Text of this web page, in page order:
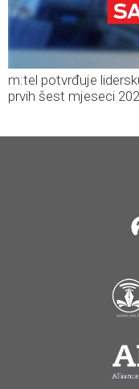
m:tel potvrđuje
prvih šest mjeseci